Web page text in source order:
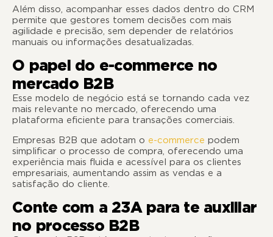
Além disso, acompanhar esses dados dentro do CRM
permite que gestores tomem decisões com mais
agilidade e precisão, sem depender de relatórios
manuais ou informações desatualizadas.
O papel do e-commerce no
mercado B2B
Esse modelo de negócio está se tornando cada vez
mais relevante no mercado, oferecendo uma
plataforma eficiente para transações comerciais.
Empresas B2B que adotam o e-commerce podem
simplificar o processo de compra, oferecendo uma
experiência mais fluida e acessível para os clientes
empresariais, aumentando assim as vendas e a
satisfação do cliente.
Conte com a 23A para te auxiliar
no processo B2B